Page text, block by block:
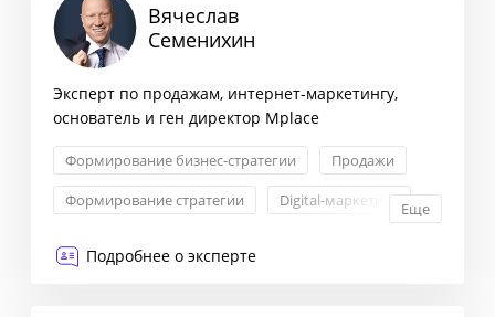
Вячеслав
Семенихин
Эксперт по продажам, интернет-маркетингу,
основатель и ген директор Mplace
Формирование бизнес-стратегии
Продажи
Формирование стратегии
Digital-маркетингЕще
Подробнее о эксперте